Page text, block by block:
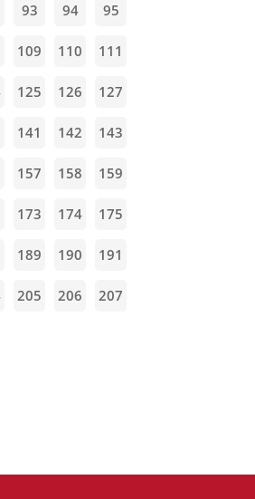
93 94 95
109 110 111
125 126 127
141 142 143
157 158 159
173 174 175
189 190 191
205 206 207